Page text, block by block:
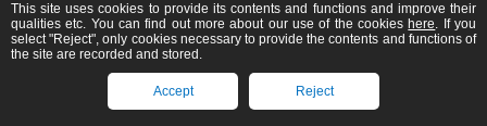
This site uses cookies to provide its contents and functions and improve their
qualities etc. You can find out more about our use of the cookies here. If you
select "Reject", only cookies necessary to provide the contents and functions of
the site are recorded and stored.
Accept Reject